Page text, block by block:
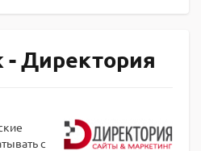
- Директория
с